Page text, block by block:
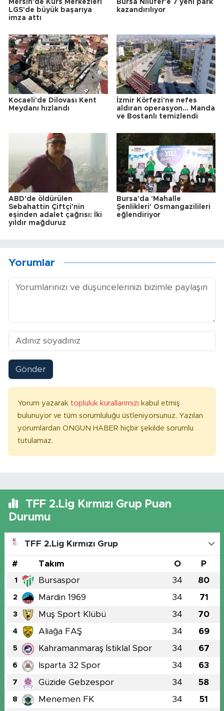
Mersin'de Kurs Merkezleri
LGS'de büyük başarıya
imza attı
Bursa Nilüfer'e 7 yeni park
kazandırılıyor
Kocaeli'de Dilovası Kent
Meydanı hızlandı
İzmir Körfezi'ne nefes
aldıran operasyon... Manda
ve Bostanlı temizlendi
ABD'de öldürülen
Sebahattin Çiftçi'nin
eşinden adalet çağrısı: İki
yıldır mağduruz
Bursa'da 'Mahalle
Şenlikleri' Osmangazilileri
eğlendiriyor
Yorumlar
Gönder
Yorum yazarak topluluk kurallarımızı kabul etmiş
bulunuyor ve tüm sorumluluğu üstleniyorsunuz. Yazılan
yorumlardan ONGUN HABER hiçbir şekilde sorumlu
tutulamaz.
TFF 2.Lig Kırmızı Grup Puan
Durumu
TFF 2.Lig Kırmızı Grup
# Takım O P
1 Bursaspor 34 80
2 Mardin 1969 34 71
3 Muş Sport Klübü 34 70
4 Aliağa FAŞ 34 69
5 Kahramanmaraş İstiklal Spor 34 67
6 Isparta 32 Spor 34 63
7 Güzide Gebzespor 34 58
8 Menemen FK 34 51